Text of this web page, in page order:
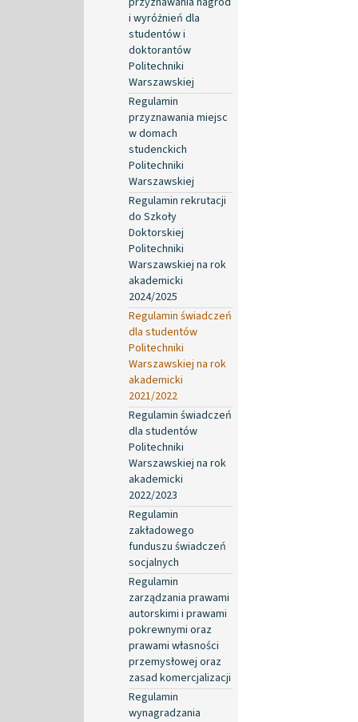
i wyróżnień dla
studentów i
doktorantów
Politechniki
Warszawskiej
Regulamin
przyznawania miejsc
w domach
studenckich
Politechniki
Warszawskiej
Regulamin rekrutacji
do Szkoły
Doktorskiej
Politechniki
Warszawskiej na rok
akademicki
2024/2025
Regulamin świadczeń
dla studentów
Politechniki
Warszawskiej na rok
akademicki
2021/2022
Regulamin świadczeń
dla studentów
Politechniki
Warszawskiej na rok
akademicki
2022/2023
Regulamin
zakładowego
funduszu świadczeń
socjalnych
Regulamin
zarządzania prawami
autorskimi i prawami
pokrewnymi oraz
prawami własności
przemysłowej oraz
zasad komercjalizacji
Regulamin
wynagradzania